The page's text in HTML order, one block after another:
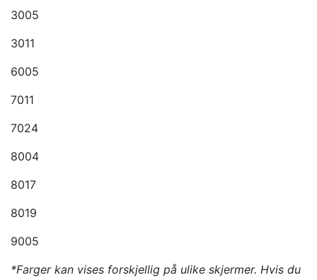
3005
3011
6005
7011
7024
8004
8017
8019
9005
*Farger kan vises forskjellig på ulike skjermer. Hvis du